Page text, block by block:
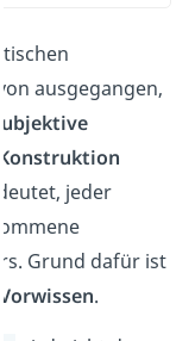
ausgegangen,
subjektive
Konstruktion
jeder
Grund dafür ist
.